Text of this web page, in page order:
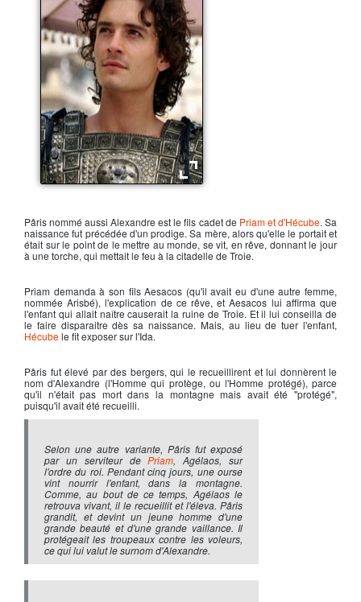
Pârisnommé aussi Alexandre est le fils cadet de Priam et d'Hécube. Sa
naissance fut précédée d'un prodige. Sa mère, alors qu'elle le portait et
était sur le point de le mettre au monde, se vit, en rêve, donnant le jour
à une torche, qui mettait le feu à la citadelle de Troie.
Priam demanda à son fils Aesacos (qu'il avait eu d'une autre femme,
nommée Arisbé), l'explication de ce rêve, et Aesacos lui affirma que
l'enfant qui allait naître causerait la ruine de Troie. Et il lui conseilla de
le faire disparaitre dès sa naissance. Mais, au lieu de tuer l'enfant,
Hécubele fit exposer sur l'Ida.
Pâris fut élevé par des bergers, qui le recueillirent et lui donnèrent le
nom d'Alexandre (l'Homme qui protège, ou l'Homme protégé), parce
qu'il n'était pas mort dans la montagne mais avait été "protégé",
puisqu'il avait été recueilli.
Selon une autre variante, Pâris fut exposé
par un serviteur dePriam, Agélaos, sur
l'ordre du roi. Pendant cinq jours, une ourse
vint nourrir l'enfant, dans la montagne.
Comme, au bout de ce temps, Agélaos le
retrouva vivant, il le recueillit et l'éleva. Pâris
grandit, et devint un jeune homme d'une
grande beauté et d'une grande vaillance. Il
protégeait les troupeaux contre les voleurs,
ce qui lui valut le surnom d'Alexandre.